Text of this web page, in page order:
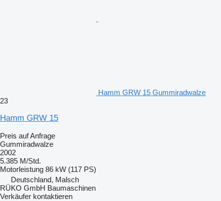
Hamm GRW 15 Gummiradwalze
23
Hamm GRW 15
Preis auf Anfrage
Gummiradwalze
2002
5.385 M/Std.
Motorleistung 86 kW (117 PS)
Deutschland, Malsch
RÜKO GmbH Baumaschinen
Verkäufer kontaktieren